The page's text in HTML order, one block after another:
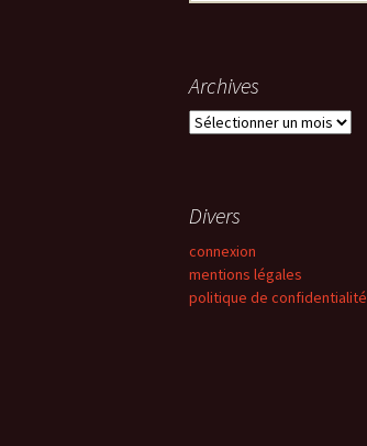
Archives
Archives
Divers
connexion
mentions légales
politique de confidentialité